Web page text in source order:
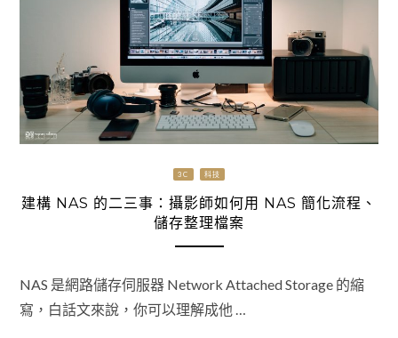
3C 科技
建構 NAS 的二三事：攝影師如何用 NAS 簡化流程、
儲存整理檔案
NAS 是網路儲存伺服器 Network Attached Storage 的縮
寫，白話文來說，你可以理解成他 …